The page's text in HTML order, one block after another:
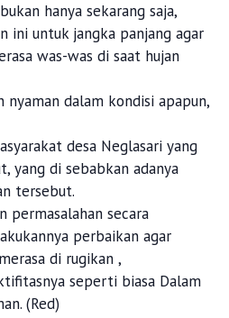
hanya sekarang saja,
ini untuk jangka panjang agar
was-was di saat hujan
nyaman dalam kondisi apapun,
desa Neglasari yang
yang di sebabkan adanya
tersebut.
permasalahan secara
perbaikan agar
di rugikan ,
seperti biasa Dalam
(Red)